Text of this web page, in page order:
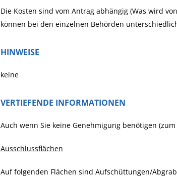
Die Kosten sind vom Antrag abhängig (Was wird
können bei den einzelnen Behörden
HINWEISE
keine
VERTIEFENDE INFORMATIONEN
Auch wenn Sie keine Genehmigung benötigen
Ausschlussflächen
Auf folgenden Flächen sind Aufschüttungen/